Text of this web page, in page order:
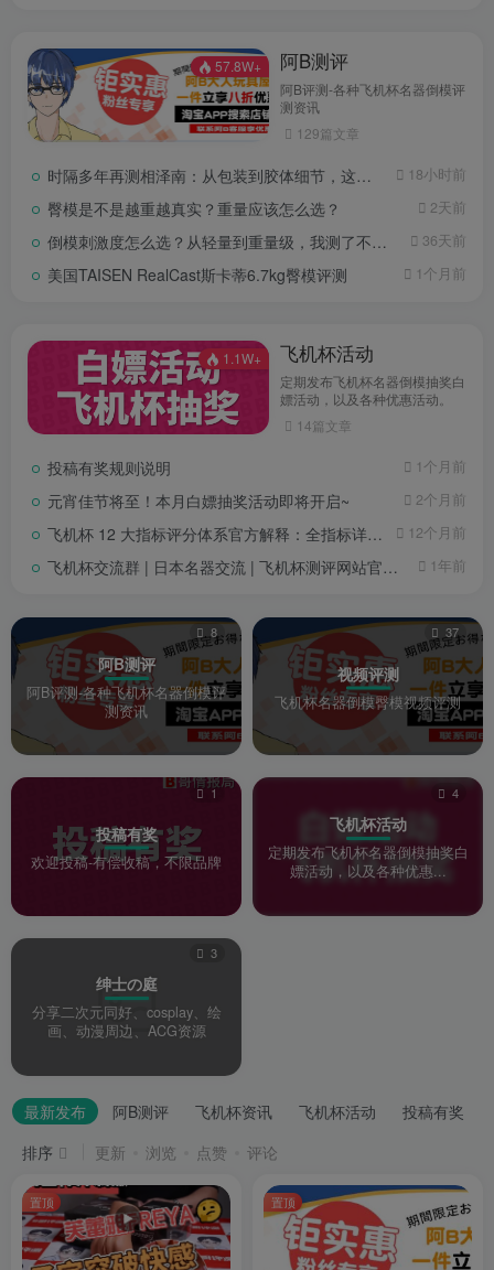
57.8W+ 阿B测评
阿B评测-各种飞机杯名器倒模评
测资讯
129篇文章
时隔多年再测相泽南：从包装到胶体细节，这款经典款还值得入手吗？ 18小时前
臀模是不是越重越真实？重量应该怎么选？ 2天前
倒模刺激度怎么选？从轻量到重量级，我测了不同重量段的真实反馈差异在哪 36天前
美国TAISEN RealCast斯卡蒂6.7kg臀模评测 1个月前
1.1W+ 飞机杯活动
定期发布飞机杯名器倒模抽奖白
嫖活动，以及各种优惠活动。
14篇文章
投稿有奖规则说明 1个月前
元宵佳节将至！本月白嫖抽奖活动即将开启~ 2个月前
飞机杯 12 大指标评分体系官方解释：全指标详细解读版 12个月前
飞机杯交流群 | 日本名器交流 | 飞机杯测评网站官方私域社群公告 1年前
阿B测评
阿B评测-各种飞机杯名器倒模评
测资讯
8
视频评测
飞机杯名器倒模臀模视频评测
37
投稿有奖
欢迎投稿-有偿收稿，不限品牌
1
飞机杯活动
定期发布飞机杯名器倒模抽奖白
嫖活动，以及各种优惠...
4
绅士の庭
分享二次元同好、cosplay、绘
画、动漫周边、ACG资源
3
最新发布 阿B测评 飞机杯资讯 飞机杯活动 投稿有奖
排序
更新 浏览 点赞 评论
置顶 置顶